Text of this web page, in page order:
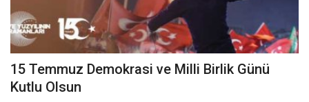
15 Temmuz Demokrasi ve Milli Birlik Günü
Kutlu Olsun